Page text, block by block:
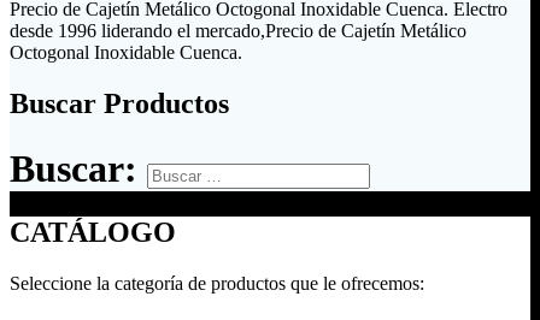
Precio de Cajetín Metálico Octogonal Inoxidable Cuenca. Electro
desde 1996 liderando el mercado,Precio de Cajetín Metálico
Octogonal Inoxidable Cuenca.
Buscar Productos
Buscar:
CATÁLOGO
Seleccione la categoría de productos que le ofrecemos: